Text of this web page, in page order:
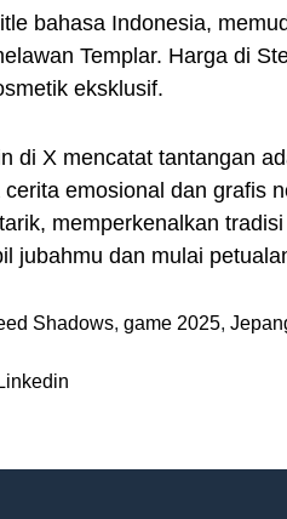
bahasa Indonesia,
Templar. Harga di
eksklusif.
di X mencatat tantangan
emosional dan grafis
memperkenalkan
jubahmu dan mulai
Shadows, game 2025,
Linkedin